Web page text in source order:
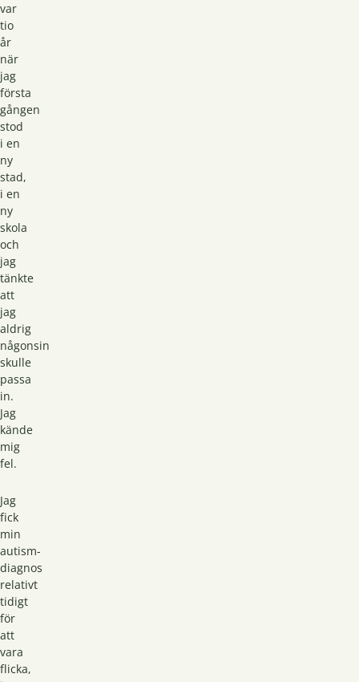
var
tio
år
när
jag
första
gången
stod
i en
ny
stad,
i en
ny
skola
och
jag
tänkte
att
jag
aldrig
någonsin
skulle
passa
in.
Jag
kände
mig
fel.
Jag
fick
min
autism-
diagnos
relativt
tidigt
för
att
vara
flicka,